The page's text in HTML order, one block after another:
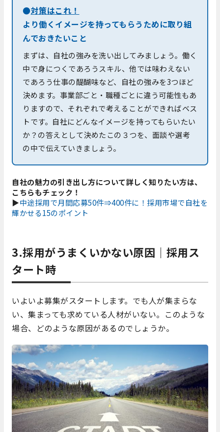
●対策はこれ！
より働くイメージを持ってもらうために取り組
んでおきたいこと
まずは、自社の強みを洗い出してみましょう。働く
中で身につくであろうスキル、他では味わえない
であろう仕事の醍醐味など、自社の強みを3つほど
決めます。事業部ごと・職種ごとに違う可能性もあ
りますので、それぞれで考えることができればベス
トです。自社にどんなイメージを持ってもらいたい
か？の答えとして決めたこの３つを、面談や選考
の中で伝えていきましょう。
自社の魅力の引き出し方について詳しく知りたい方は、
こちらもチェック！
▶中途採用で月間応募50件⇒400件に！採用市場で自社を
輝かせる15のポイント
3.採用がうまくいかない原因｜採用ス
タート時
いよいよ募集がスタートします。でも人が集まらな
い、集まっても求めている人材がいない。このような
場合、どのような原因があるのでしょうか。